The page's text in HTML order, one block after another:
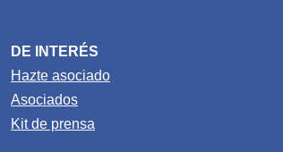
DE INTERÉS
Hazte asociado
Asociados
Kit de prensa